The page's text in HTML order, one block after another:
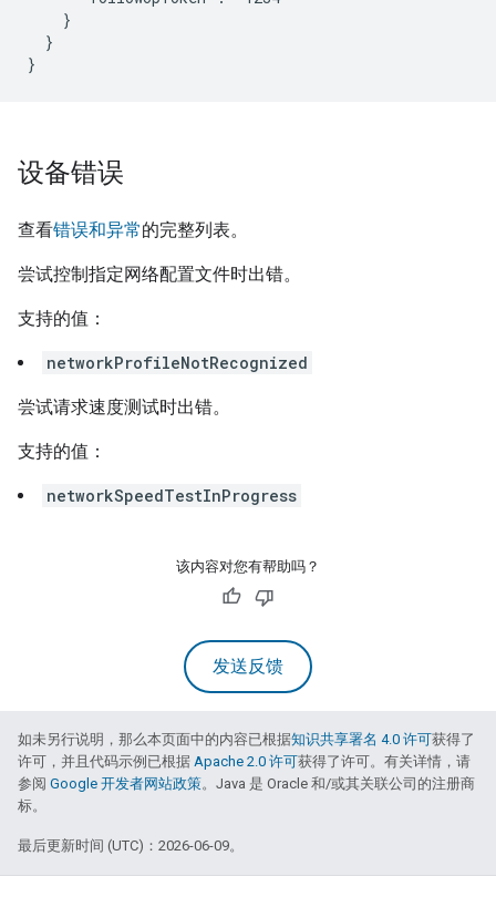
    }
  }
}
设备错误
查看错误和异常的完整列表。
尝试控制指定网络配置文件时出错。
支持的值：
networkProfileNotRecognized
尝试请求速度测试时出错。
支持的值：
networkSpeedTestInProgress
该内容对您有帮助吗？
发送反馈
如未另行说明，那么本页面中的内容已根据知识共享署名 4.0 许可获得了
许可，并且代码示例已根据 Apache 2.0 许可获得了许可。有关详情，请
参阅 Google 开发者网站政策。Java 是 Oracle 和/或其关联公司的注册商
标。
最后更新时间 (UTC)：2026-06-09。